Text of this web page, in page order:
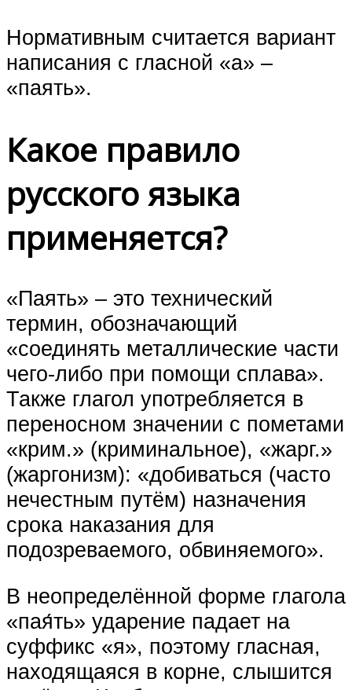
Нормативным считается вариант
написания с гласной «а» –
«паять».
Какое правило
русского языка
применяется?
«Паять» – это технический
термин, обозначающий
«соединять металлические части
чего-либо при помощи сплава».
Также глагол употребляется в
переносном значении с пометами
«крим.» (криминальное), «жарг.»
(жаргонизм): «добиваться (часто
нечестным путём) назначения
срока наказания для
подозреваемого, обвиняемого».
В неопределённой форме глагола
«пая́ть» ударение падает на
суффикс «я», поэтому гласная,
находящаяся в корне, слышится